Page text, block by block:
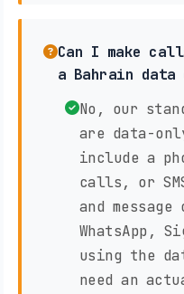
Can I make
a Bahrain data
No, our
are data-
include a
calls, or
and
WhatsApp,
using the
need an